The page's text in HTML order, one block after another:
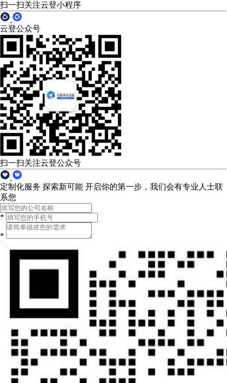
扫一扫关注云登小程序
云登公众号
扫一扫关注云登公众号
定制化服务 探索新可能 开启你的第一步，我们会有专业人士联
系您
*
*